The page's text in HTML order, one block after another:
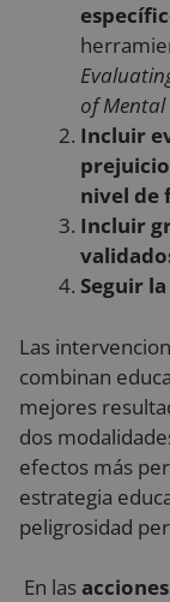
of Mental
Incluir
nivel de
Incluir
Seguir
Las
combinan
mejores
dos
efectos más
estrategia
peligrosidad
En las